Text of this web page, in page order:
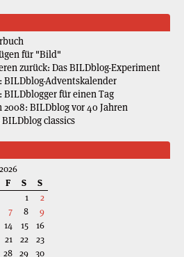
für "Bild"
zurück: Das BILDblog-Experiment
BILDblog-Adventskalender
BILDblogger für einen Tag
2008: BILDblog vor 40 Jahren
classics
F S
S
1
2
7 8
9
14 15
16
21 22
23
28 29 30